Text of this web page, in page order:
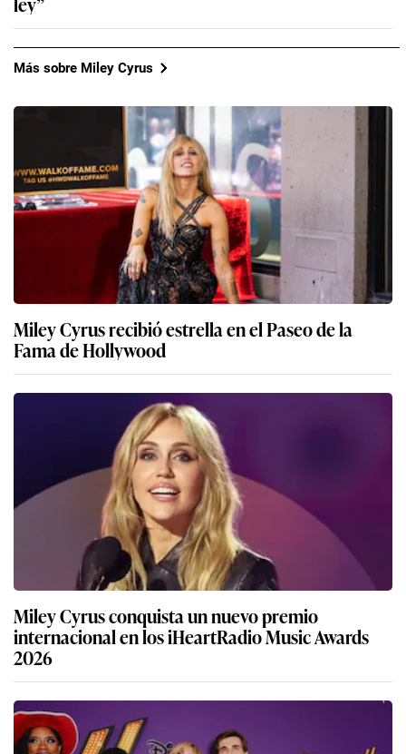
Más sobre Miley Cyrus
Miley Cyrus recibió estrella en el Paseo de la
Fama de Hollywood
Miley Cyrus conquista un nuevo premio
internacional en los iHeartRadio Music Awards
2026